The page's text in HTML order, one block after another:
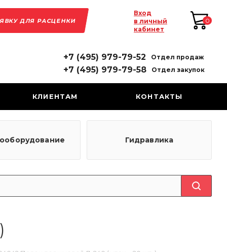
0
Вход
в личный
кабинет
ДЛЯ РАСЦЕНКИ
+7 (495) 979-79-52 Отдел продаж
+7 (495) 979-79-58 Отдел закупок
КЛИЕНТАМ КОНТАКТЫ
Гидравлика